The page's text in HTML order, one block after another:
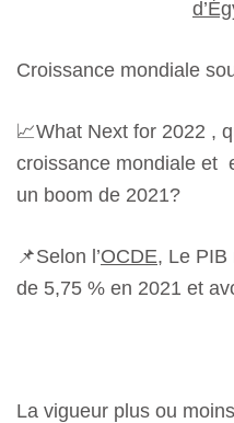
Croissance mondiale
📈What Next for 2022 ,
croissance mondiale et
un boom de 2021?
📌Selon l’OCDE, Le PIB
de 5,75 % en 2021 et
La vigueur plus ou